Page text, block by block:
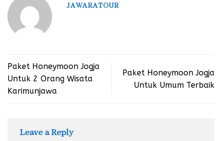
JAWARATOUR
Paket Honeymoon Jogja
Untuk 2 Orang Wisata
Karimunjawa
Paket Honeymoon Jogja
Untuk Umum Terbaik
Leave a Reply